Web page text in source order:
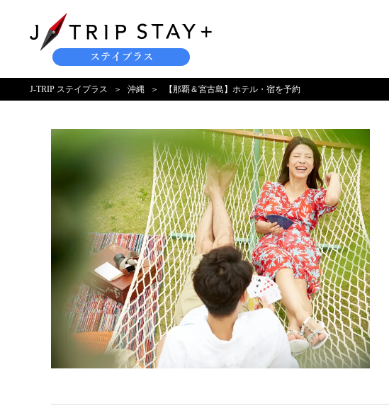
J-TRIP ステイプラス 沖縄 【那覇＆宮古島】ホテル・宿を予約